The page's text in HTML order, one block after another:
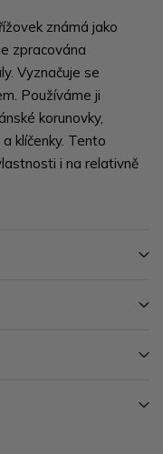
známá jako
zpracována
Vyznačuje se
Používáme ji
korunovky,
klíčenky. Tento
i na relativně